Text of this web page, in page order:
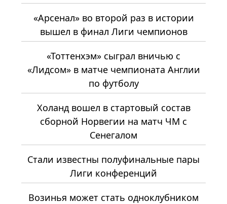
«Арсенал» во второй раз в истории
вышел в финал Лиги чемпионов
«Тоттенхэм» сыграл вничью с
«Лидсом» в матче чемпионата Англии
по футболу
Холанд вошел в стартовый состав
сборной Норвегии на матч ЧМ с
Сенегалом
Стали известны полуфинальные пары
Лиги конференций
Возинья может стать одноклубником